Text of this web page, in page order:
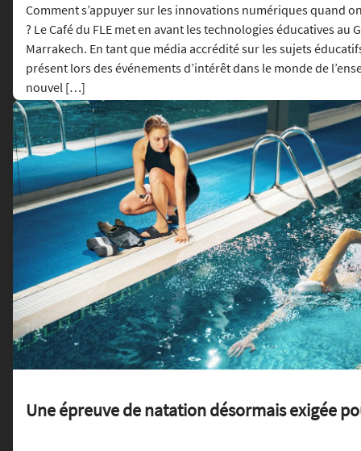
Comment s’appuyer sur les innovations numériques quand
? Le Café du FLE met en avant les technologies éducatives au
Marrakech. En tant que média accrédité sur les sujets
présent lors des événements d’intérêt dans le monde de
nouvel […]
Lire l'article
Une épreuve de natation désormais exigée